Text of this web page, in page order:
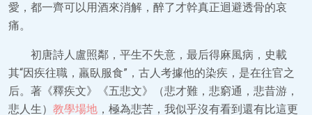
愛，都一齊可以用酒來消解，醉了才幹真正迴避透骨的哀
痛。
初唐詩人盧照鄰，平生不失意，最后得麻風病，史載
其“因疾往職，羸臥服食”，古人考據他的染疾，是在往官之
后。著《釋疾文》《五悲文》（悲才難，悲窮通，悲昔游，
悲人生） 教學場地 ，極為悲苦，我似乎沒有看到還有比這更